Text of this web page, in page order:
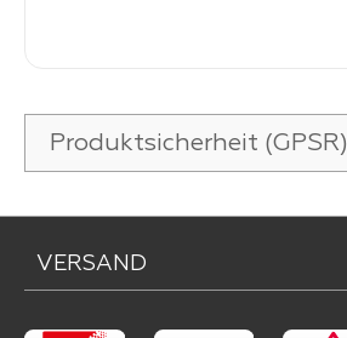
Produktsicherheit (GPSR)
VERSAND